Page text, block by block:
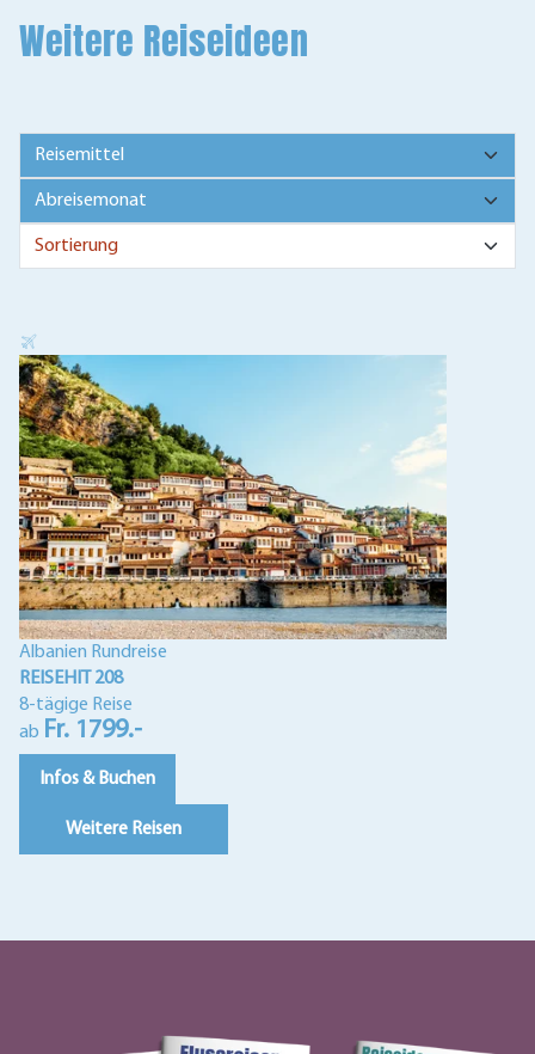
Weitere Reiseideen
Albanien Rundreise
REISEHIT 208
8-tägige Reise
ab Fr. 1799.-
Infos & Buchen
Weitere Reisen